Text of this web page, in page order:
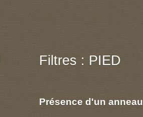
Filtres : PIED
Présence d'un anneau